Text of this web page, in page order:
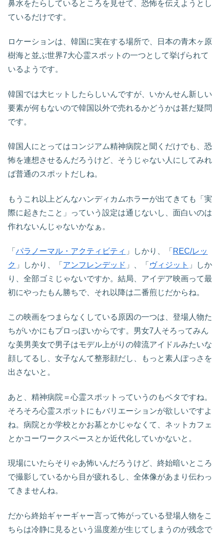
鼻水をたらしているところを見せて、恐怖を伝えようとし
ているだけです。
ロケーションは、韓国に実在する場所で、日本の青木ヶ原
樹海と並ぶ世界7大心霊スポットの一つとして挙げられて
いるようです。
韓国では大ヒットしたらしいんですが、いかんせん新しい
要素が何もないので韓国以外で売れるかどうかは甚だ疑問
です。
韓国人にとってはコンジアム精神病院と聞くだけでも、恐
怖を連想させるんだろうけど、そうじゃない人にしてみれ
ば普通のスポットだしね。
もうこれ以上どんなハンディカムホラーが出てきても「実
際に起きたこと」っていう設定は通じないし、面白いのは
作れないんじゃないかなぁ。
「 パラノーマル・アクティビティ 」しかり、「 REC/レッ
ク 」しかり、「 アンフレンデッド 」、「 ヴィジット 」しか
り、全部ゴミじゃないですか。結局、アイデア映画って最
初にやったもん勝ちで、それ以降は二番煎じだからね。
この映画をつまらなくしている原因の一つは、登場人物た
ちがいかにもプロっぽいからです。男女7人そろってみん
な美男美女で男子はモデル上がりの韓流アイドルみたいな
顔してるし、女子なんて整形顔だし、もっと素人ぽっさを
出さないと。
あと、精神病院＝心霊スポットっていうのもベタですね。
そろそろ心霊スポットにもバリエーションが欲しいですよ
ね。病院とか学校とかお墓とかじゃなくて、ネットカフェ
とかコーワークスペースとか近代化していかないと。
現場にいたらそりゃあ怖いんだろうけど、終始暗いところ
で撮影しているから目が疲れるし、全体像があまり伝わっ
てきませんね。
だから終始ギャーギャー言って怖がっている登場人物をこ
ちらは冷静に見るという温度差が生じてしまうのが残念で